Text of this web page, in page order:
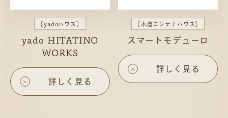
[yadoハウス]
yado HITATINO
WORKS
詳しく見る
>
[木造コンテナハウス]
スマートモデューロ
詳しく見る
>